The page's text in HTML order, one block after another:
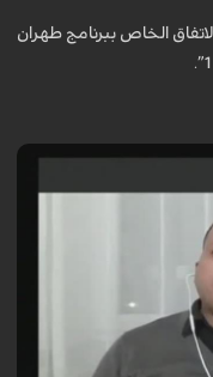
الخاص ببرنامج طهران